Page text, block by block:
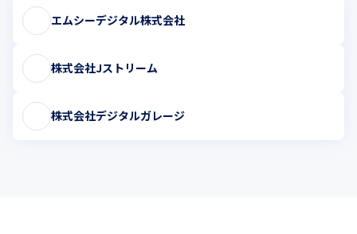
エムシーデジタル株式会社
株式会社Jストリーム
株式会社デジタルガレージ